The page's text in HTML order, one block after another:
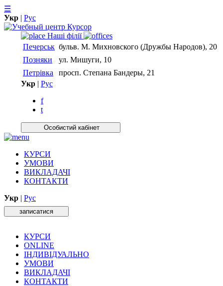
☰
Укр | Рус
Нашi фiлiї
Печерськ бульв. М. Михновского (Дружбы Народов), 20
Позняки
ул. Мишуги, 10
Петрівка
просп. Степана Бандеры, 21
Укр | Рус
f
t
Особистий кабiнет
КУРСИ
УМОВИ
ВИКЛАДАЧІ
КОНТАКТИ
Укр | Рус
записатися
КУРСИ
ONLINE
ІНДИВІДУАЛЬНО
УМОВИ
ВИКЛАДАЧІ
КОНТАКТИ